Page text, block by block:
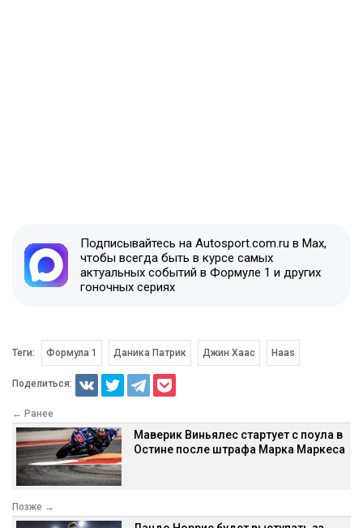
Подписывайтесь на Autosport.com.ru в Max,
чтобы всегда быть в курсе самых
актуальных событий в Формуле 1 и других
гоночных сериях
Теги: Формула 1 Даника Патрик Джин Хаас Haas
Поделиться:
← Ранее
Маверик Виньялес стартует с поула в
Остине после штрафа Марка Маркеса
Позже →